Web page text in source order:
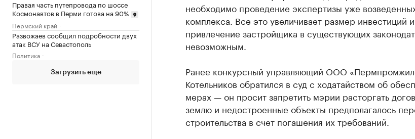
Правая часть путепровода по шоссе
Космонавтов в Перми готова на 90%
Пермский край
Развожаев сообщил подробности двух
атак ВСУ на Севастополь
Политика
Загрузить еще
необходимо проведение экспертизы уже
комплекса. Все это увеличивает размер инвестиций
привлечение застройщика в существующих
невозможным.
Ранее конкурсный управляющий ООО
Котельников обратился в суд с ходатайством об
мерах — он просит запретить мэрии расторгать
землю и недостроенные объекты предполагалось
строительства в счет погашения их требований.